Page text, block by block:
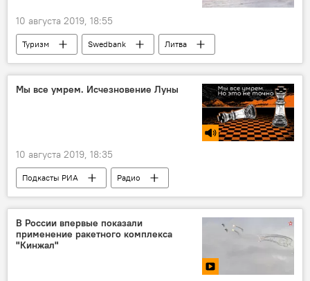
10 августа 2019, 18:55
Туризм Swedbank
Литва
отпуск
Мы все умрем. Исчезновение Луны
10 августа 2019, 18:35
Подкасты РИА Радио
В России впервые показали
применение ракетного комплекса
"Кинжал"